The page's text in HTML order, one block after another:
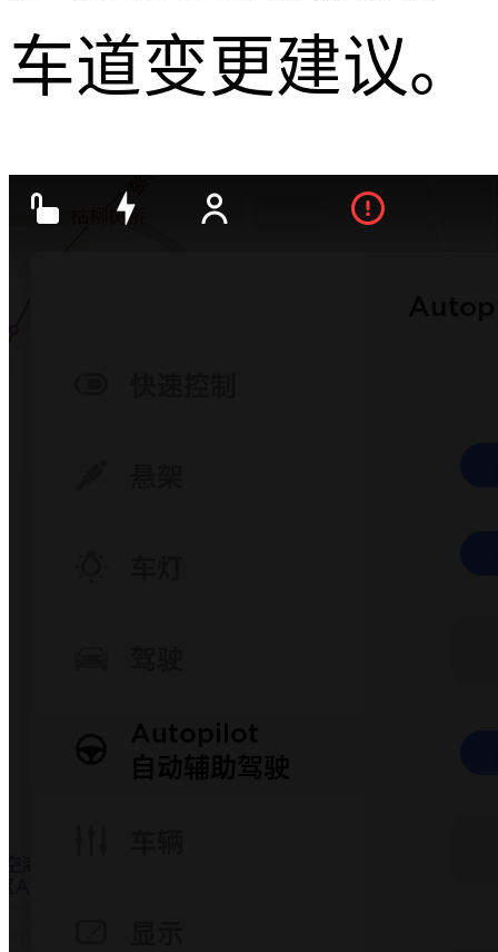
车道变更建议。